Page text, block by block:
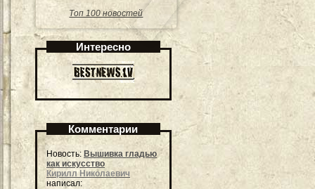
Топ 100 новостей
Интересно
Комментарии
Новость: Вышивка гладью
как искусство
Кирилл Николаевич
написал: